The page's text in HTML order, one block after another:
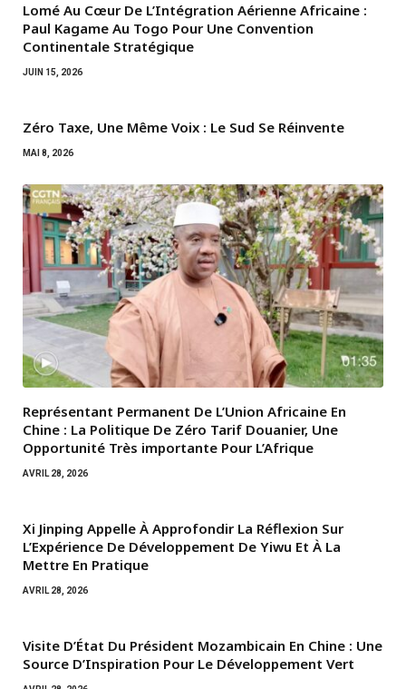
Lomé Au Cœur De L’Intégration Aérienne Africaine :
Paul Kagame Au Togo Pour Une Convention
Continentale Stratégique
JUIN 15, 2026
Zéro Taxe, Une Même Voix : Le Sud Se Réinvente
MAI 8, 2026
Représentant Permanent De L’Union Africaine En
Chine : La Politique De Zéro Tarif Douanier, Une
Opportunité Très importante Pour L’Afrique
AVRIL 28, 2026
Xi Jinping Appelle À Approfondir La Réflexion Sur
L’Expérience De Développement De Yiwu Et À La
Mettre En Pratique
AVRIL 28, 2026
Visite D’État Du Président Mozambicain En Chine : Une
Source D’Inspiration Pour Le Développement Vert